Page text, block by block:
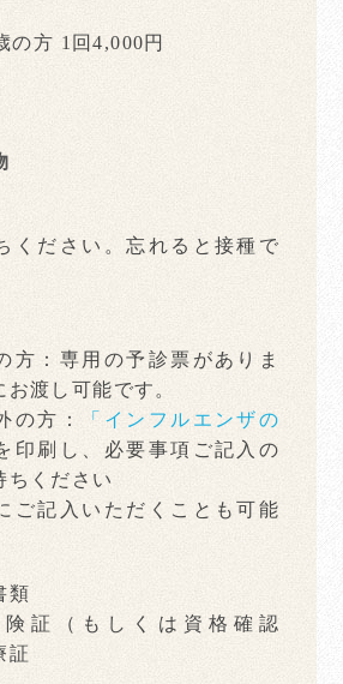
の方 1回4,000円
ください。忘れると接種で
方：専用の予診票がありま
お渡し可能です。
の方：
「インフルエンザの
印刷し、必要事項ご記入の
ちください
ご記入いただくことも可能
類
険証（もしくは資格確認
証